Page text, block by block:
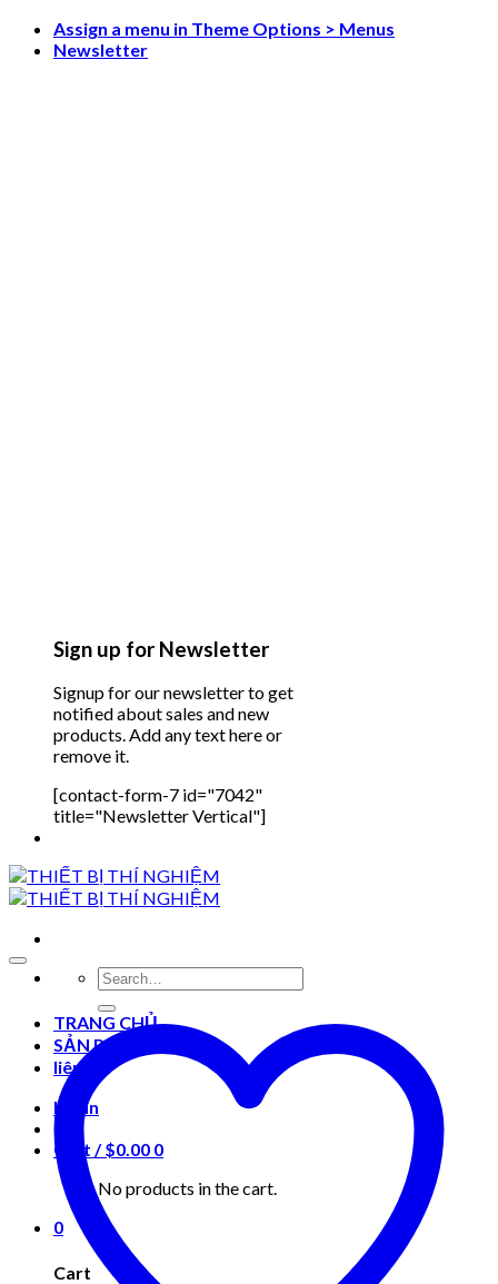
Skip
Assign a menu in Theme Options > Menus
Newsletter
Sign up for Newsletter
Signup for our newsletter to get
notified about sales and new
products. Add any text here or
remove it.
[contact-form-7 id="7042"
title="Newsletter Vertical"]
Search
for:
TRANG CHỦ
SẢN PHẨM
liên hệ
Login
Cart /$0.00 0
No products in the cart.
0
Cart